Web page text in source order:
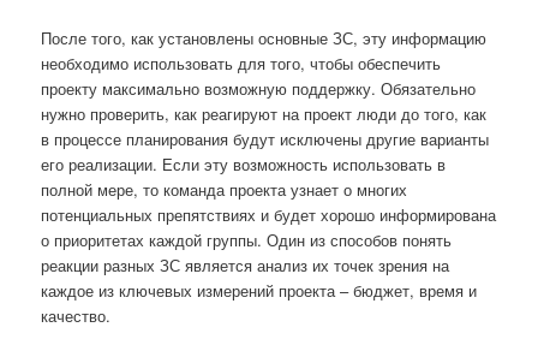
После того, как установлены основные ЗС, эту информацию
необходимо использовать для того, чтобы обеспечить
проекту максимально возможную поддержку. Обязательно
нужно проверить, как реагируют на проект люди до того, как
в процессе планирования будут исключены другие варианты
его реализации. Если эту возможность использовать в
полной мере, то команда проекта узнает о многих
потенциальных препятствиях и будет хорошо информирована
о приоритетах каждой группы. Один из способов понять
реакции разных ЗС является анализ их точек зрения на
каждое из ключевых измерений проекта – бюджет, время и
качество.